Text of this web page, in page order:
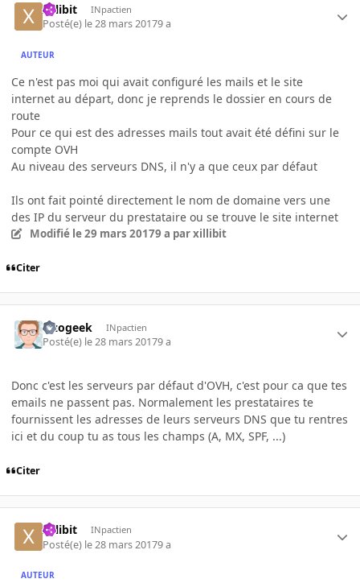
xillibit INpactien
Posté(e) le 28 mars 20179 a
AUTEUR
Ce n'est pas moi qui avait configuré les mails et le site
internet au départ, donc je reprends le dossier en cours de
route
Pour ce qui est des adresses mails tout avait été défini sur le
compte OVH
Au niveau des serveurs DNS, il n'y a que ceux par défaut
Ils ont fait pointé directement le nom de domaine vers une
des IP du serveur du prestataire ou se trouve le site internet
Modifié le 29 mars 20179 a par xillibit
Citer
lezogeek INpactien
Posté(e) le 28 mars 20179 a
Donc c'est les serveurs par défaut d'OVH, c'est pour ca que tes
emails ne passent pas. Normalement les prestataires te
fournissent les adresses de leurs serveurs DNS que tu rentres
ici et du coup tu as tous les champs (A, MX, SPF, ...)
Citer
xillibit INpactien
Posté(e) le 28 mars 20179 a
AUTEUR